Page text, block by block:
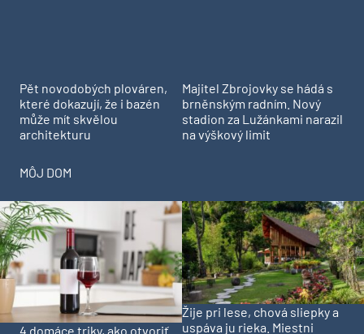
Pět novodobých plováren,
které dokazují, že i bazén
může mít skvělou
architekturu
Majitel Zbrojovky se hádá s
brněnským radním. Nový
stadion za Lužánkami narazil
na výškový limit
MÔJ DOM
4 domáce triky, ako otvoriť
Žije pri lese, chová sliepky a
uspáva ju rieka. Miestni